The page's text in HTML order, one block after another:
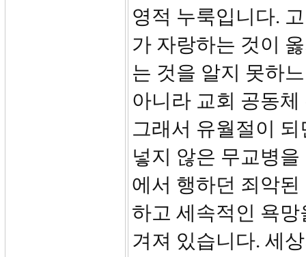
영적 누룩입니다.
가 자랑하는 것이
는 것을 알지 못하
아니라 교회 공동
그래서 유월절이
넣지 않은 무교병
에서 행하던 죄악
하고 세속적인 욕
겨져 있습니다. 세